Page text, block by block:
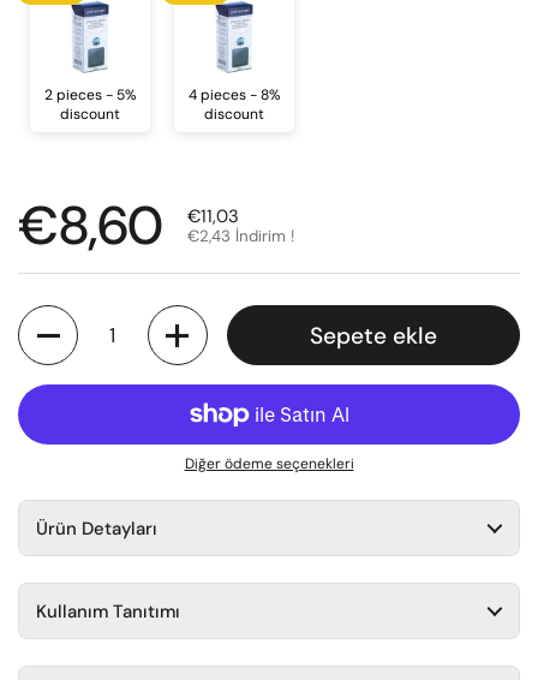
2 pieces - 5%
discount
4 pieces - 8%
discount
Normal fiyat
€8,60 Satış fiyatı
€11,03
€2,43 İndirim !
Miktar
Sepete ekle
Diğer ödeme seçenekleri
Ürün Detayları
Kullanım Tanıtımı